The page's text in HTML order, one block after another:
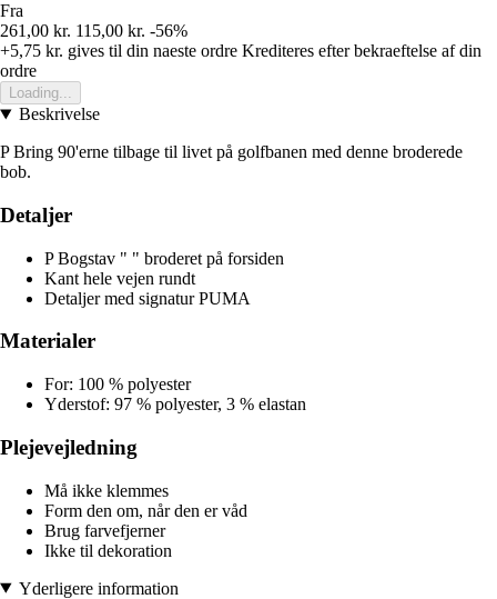
Fra
261,00 kr. 115,00 kr. -56%
+5,75 kr. gives til din naeste ordre Krediteres efter bekraeftelse af din
ordre
Loading...
Beskrivelse
P Bring 90'erne tilbage til livet på golfbanen med denne broderede
bob.
Detaljer
P Bogstav " " broderet på forsiden
Kant hele vejen rundt
Detaljer med signatur PUMA
Materialer
For: 100 % polyester
Yderstof: 97 % polyester, 3 % elastan
Plejevejledning
Må ikke klemmes
Form den om, når den er våd
Brug farvefjerner
Ikke til dekoration
Yderligere information